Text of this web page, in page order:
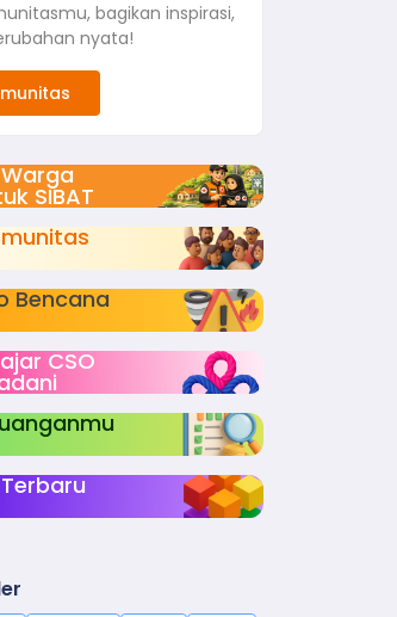
bagikan inspirasi,
nyata!
SIBAT
Bencana
CSO